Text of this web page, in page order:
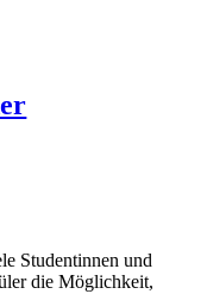
Studentinnen und
die Möglichkeit,